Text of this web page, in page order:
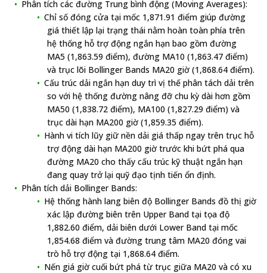
Phân tích các đường Trung bình động (Moving Averages):
Chỉ số đóng cửa tại mốc 1,871.91 điểm giúp đường
giá thiết lập lại trạng thái nằm hoàn toàn phía trên
hệ thống hỗ trợ động ngắn hạn bao gồm đường
MA5 (1,863.59 điểm), đường MA10 (1,863.47 điểm)
và trục lõi Bollinger Bands MA20 giờ (1,868.64 điểm).
Cấu trúc dải ngắn hạn duy trì vị thế phân tách dải trên
so với hệ thống đường nâng đỡ chu kỳ dài hơn gồm
MA50 (1,838.72 điểm), MA100 (1,827.29 điểm) và
trục dài hạn MA200 giờ (1,859.35 điểm).
Hành vi tích lũy giữ nền dải giá thấp ngay trên trục hỗ
trợ động dài hạn MA200 giờ trước khi bứt phá qua
đường MA20 cho thấy cấu trúc kỹ thuật ngắn hạn
đang quay trở lại quỹ đạo tịnh tiến ổn định.
Phân tích dải Bollinger Bands:
Hệ thống hành lang biên độ Bollinger Bands đồ thị giờ
xác lập đường biên trên Upper Band tại tọa độ
1,882.60 điểm, dải biên dưới Lower Band tại mốc
1,854.68 điểm và đường trung tâm MA20 đóng vai
trò hỗ trợ động tại 1,868.64 điểm.
Nến giá giờ cuối bứt phá từ trục giữa MA20 và có xu